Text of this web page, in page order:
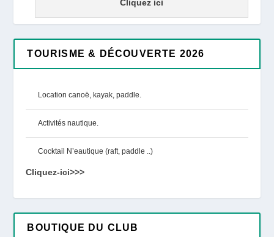
Cliquez ici
TOURISME & DÉCOUVERTE 2026
Location canoë, kayak, paddle.
Activités nautique.
Cocktail N’eautique (raft, paddle ..)
Cliquez-ici>>>
BOUTIQUE DU CLUB